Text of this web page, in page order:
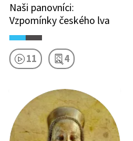
Naši panovníci:
Vzpomínky českého lva
11 4